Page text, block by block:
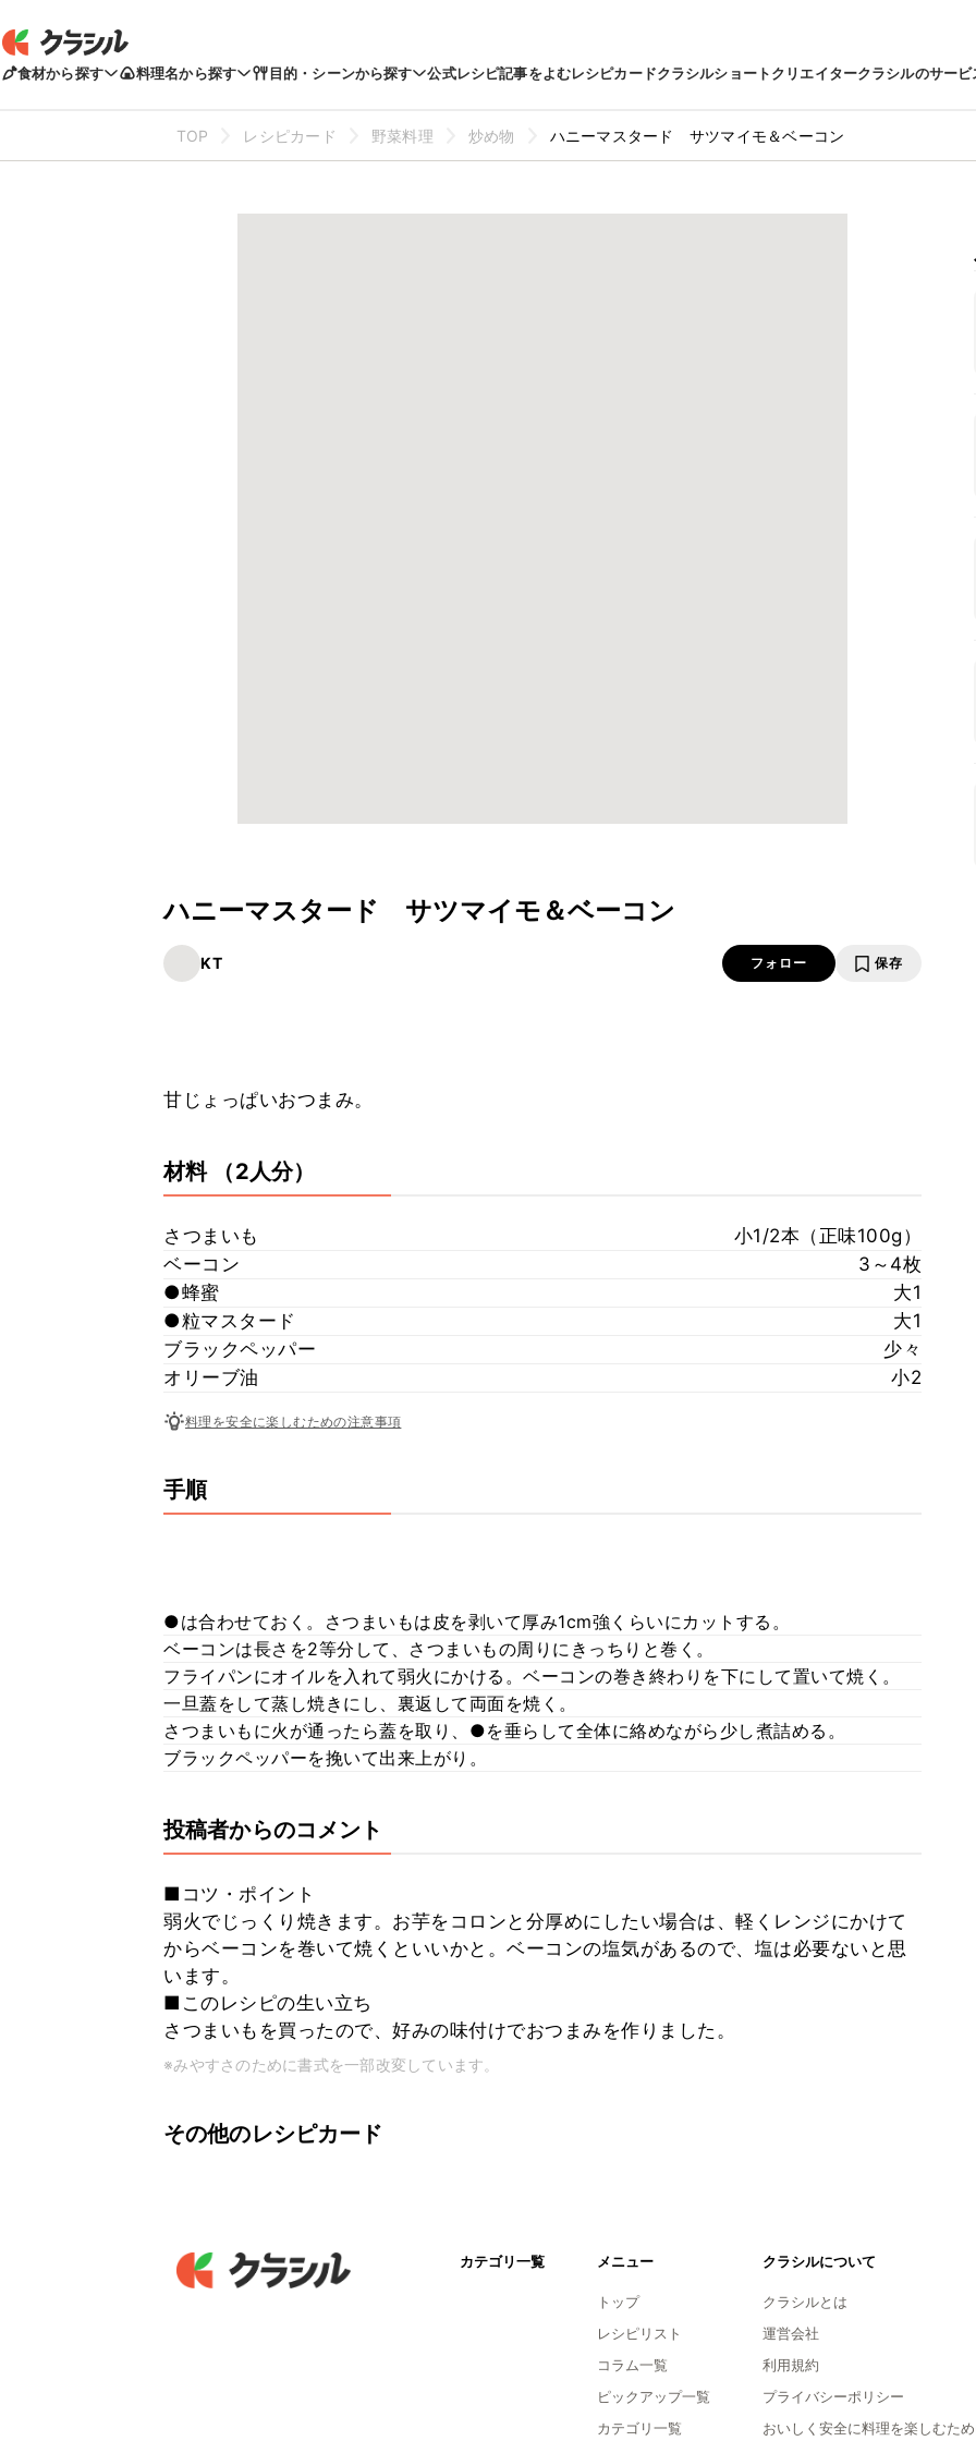
食材から探す 料理名から探す 目的・シーンから探す 公式レシピ記事をよむレシピカードクラシルショートクリエイタークラシルのサービ
TOP レシピカード 野菜料理 炒め物 ハニーマスタード サツマイモ＆ベーコン
ハニーマスタード サツマイモ＆ベーコン
KT フォロー 保存
甘じょっぱいおつまみ。
材料 （2人分）
さつまいも
小1/2本（正味100g）
ベーコン
3～4枚
●蜂蜜
大1
●粒マスタード
大1
ブラックペッパー
少々
オリーブ油
小2
料理を安全に楽しむための注意事項
手順
●は合わせておく。さつまいもは皮を剥いて厚み1cm強くらいにカットする。
ベーコンは長さを2等分して、さつまいもの周りにきっちりと巻く。
フライパンにオイルを入れて弱火にかける。ベーコンの巻き終わりを下にして置いて焼く。
一旦蓋をして蒸し焼きにし、裏返して両面を焼く。
さつまいもに火が通ったら蓋を取り、●を垂らして全体に絡めながら少し煮詰める。
ブラックペッパーを挽いて出来上がり。
投稿者からのコメント
■コツ・ポイント
弱火でじっくり焼きます。お芋をコロンと分厚めにしたい場合は、軽くレンジにかけて
からベーコンを巻いて焼くといいかと。ベーコンの塩気があるので、塩は必要ないと思
います。
■このレシピの生い立ち
さつまいもを買ったので、好みの味付けでおつまみを作りました。
※みやすさのために書式を一部改変しています。
その他のレシピカード
カテゴリ一覧 メニュー
トップ
レシピリスト
コラム一覧
ピックアップ一覧
カテゴリ一覧
クラシルについて
クラシルとは
運営会社
利用規約
プライバシーポリシー
おいしく安全に料理を楽しむため